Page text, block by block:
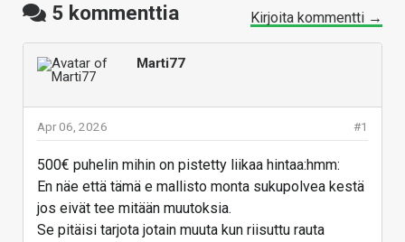
5 kommenttia Kirjoita kommentti →
Marti77
#1
Apr 06, 2026
500€ puhelin mihin on pistetty liikaa hintaa:hmm:
En näe että tämä e mallisto monta sukupolvea kestä
jos eivät tee mitään muutoksia.
Se pitäisi tarjota jotain muuta kun riisuttu rauta